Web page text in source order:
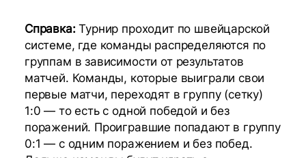
Справка: Турнир проходит по швейцарской
системе, где команды распределяются по
группам в зависимости от результатов
матчей. Команды, которые выиграли свои
первые матчи, переходят в группу (сетку)
1:0 — то есть с одной победой и без
поражений. Проигравшие попадают в группу
0:1 — с одним поражением и без побед.